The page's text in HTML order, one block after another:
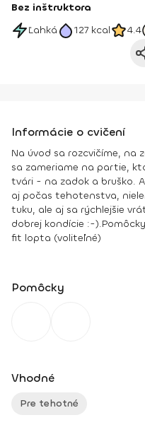
Bez inštruktora
Ľahká
127 kcal 4.4
Informácie o cvičení
Na úvod sa rozcvičíme, na
sa zameriame na partie,
tvári - na zadok a bruško.
aj počas tehotenstva,
tuku, ale aj sa rýchlejšie
dobrej kondície :-).
fit lopta (voliteľné)
Pomôcky
Vhodné
Pre tehotné